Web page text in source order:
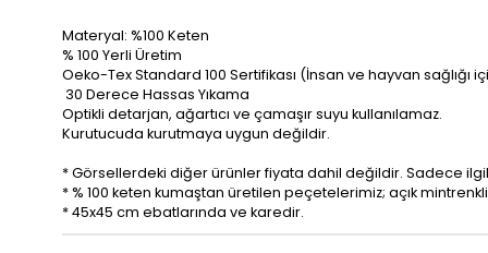
Materyal: %100 Keten
% 100 Yerli Üretim
Oeko-Tex Standard 100 Sertifikası (İnsan ve hayvan sağlığı
30 Derece Hassas Yıkama
Optikli detarjan, ağartıcı ve çamaşır suyu kullanılamaz.
Kurutucuda kurutmaya uygun değildir.
* Görsellerdeki diğer ürünler fiyata dahil değildir. Sadece
* % 100 keten kumaştan üretilen peçetelerimiz; açık
* 45x45 cm ebatlarında ve karedir.